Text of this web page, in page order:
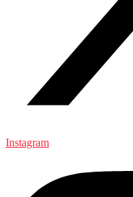
Instagram